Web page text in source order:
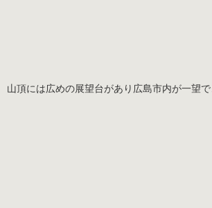
山頂には広めの展望台があり広島市内が一望で